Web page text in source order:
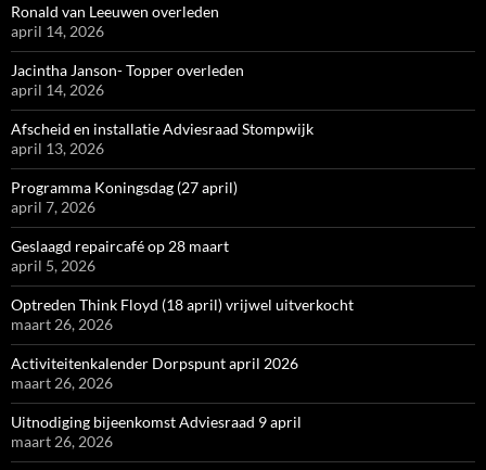
Ronald van Leeuwen overleden
april 14, 2026
Jacintha Janson- Topper overleden
april 14, 2026
Afscheid en installatie Adviesraad Stompwijk
april 13, 2026
Programma Koningsdag (27 april)
april 7, 2026
Geslaagd repaircafé op 28 maart
april 5, 2026
Optreden Think Floyd (18 april) vrijwel uitverkocht
maart 26, 2026
Activiteitenkalender Dorpspunt april 2026
maart 26, 2026
Uitnodiging bijeenkomst Adviesraad 9 april
maart 26, 2026